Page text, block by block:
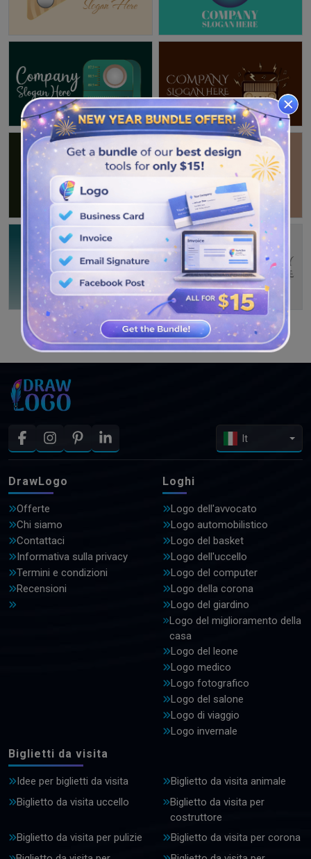
GUARDA PIÙ DISEGNI
It
DrawLogo
Offerte
Chi siamo
Contattaci
Informativa sulla privacy
Termini e condizioni
Recensioni
Loghi
Logo dell'avvocato
Logo automobilistico
Logo del basket
Logo dell'uccello
Logo del computer
Logo della corona
Logo del giardino
Logo del miglioramento della
casa
Logo del leone
Logo medico
Logo fotografico
Logo del salone
Logo di viaggio
Logo invernale
Biglietti da visita
Idee per biglietti da visita
Biglietto da visita animale
Biglietto da visita uccello
Biglietto da visita per
costruttore
Biglietto da visita per pulizie
Biglietto da visita per corona